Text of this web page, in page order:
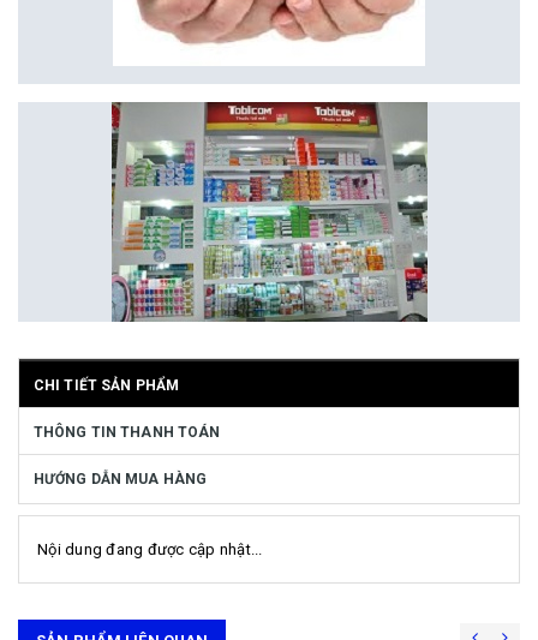
CHI TIẾT SẢN PHẨM
THÔNG TIN THANH TOÁN
HƯỚNG DẪN MUA HÀNG
Nội dung đang được cập nhật...